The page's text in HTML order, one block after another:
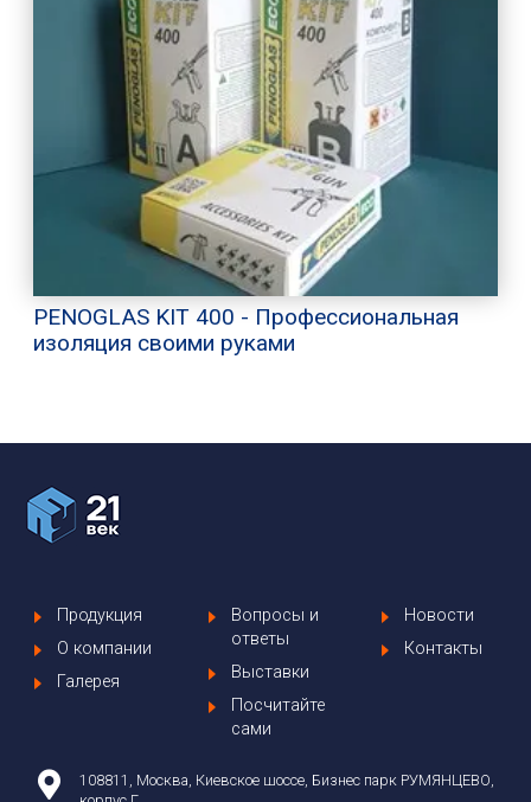
PENOGLAS KIT 400 - Профессиональная
изоляция своими руками
Продукция
О компании
Галерея
Вопросы и
ответы
Выставки
Посчитайте
сами
Новости
Контакты
108811, Москва, Киевское шоссе, Бизнес парк РУМЯНЦЕВО,